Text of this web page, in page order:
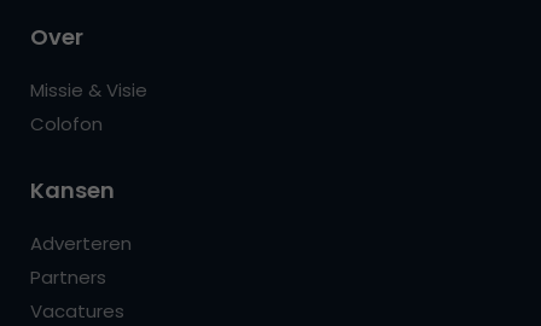
Over
Missie & Visie
Colofon
Kansen
Adverteren
Partners
Vacatures